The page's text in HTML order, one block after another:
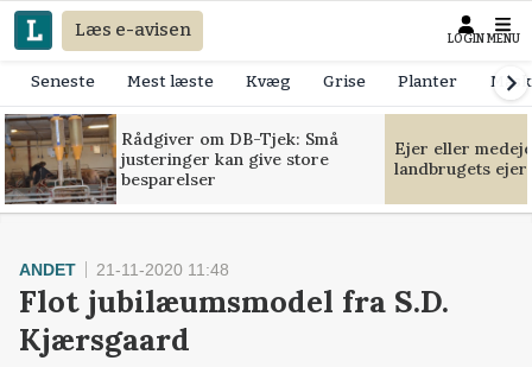
Læs e-avisen LOGIN MENU
Seneste Mest læste Kvæg Grise Planter
Rådgiver om DB-Tjek: Små
justeringer kan give store
besparelser
Ejer eller
landbrugets
ANDET 21-11-2020 11:48
Flot jubilæumsmodel fra S.D.
Kjærsgaard